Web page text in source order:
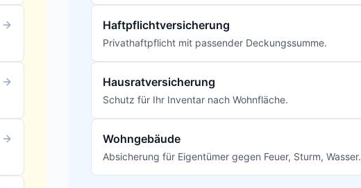
Haftpflichtversicherung
Privathaftpflicht mit passender Deckungssumme.
Hausratversicherung
Schutz für Ihr Inventar nach Wohnfläche.
Wohngebäude
Absicherung für Eigentümer gegen Feuer, Sturm, Wasser.